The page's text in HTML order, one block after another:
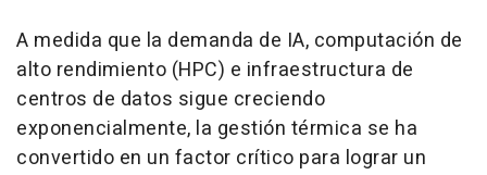
A medida que la demanda de IA, computación de
alto rendimiento (HPC) e infraestructura de
centros de datos sigue creciendo
exponencialmente, la gestión térmica se ha
convertido en un factor crítico para lograr un